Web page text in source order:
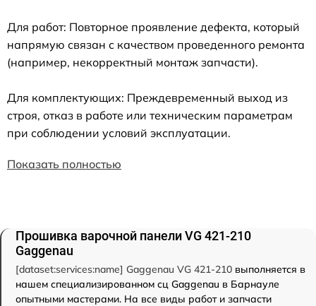
Для работ: Повторное проявление дефекта, который
напрямую связан с качеством проведенного ремонта
(например, некорректный монтаж запчасти).
Для комплектующих: Преждевременный выход из
строя, отказ в работе или техническим параметрам
при соблюдении условий эксплуатации.
Показать полностью
Прошивка варочной панели VG 421-210
Gaggenau
[dataset:services:name] Gaggenau VG 421-210 выполняется в
нашем специализированном сц Gaggenau в Барнауле
опытными мастерами. На все виды работ и запчасти